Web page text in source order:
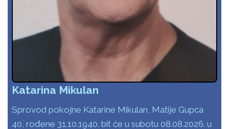
Katarina Mikulan
Sprovod pokojne Katarine Mikulan, Matije Gupca
40, rođene 31.10.1940. bit će u subotu 08.08.2026. u